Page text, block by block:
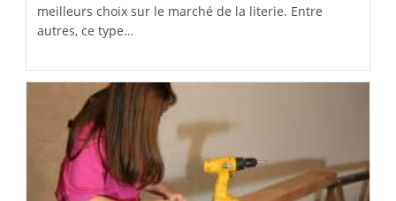
meilleurs choix sur le marché de la literie. Entre
autres, ce type…